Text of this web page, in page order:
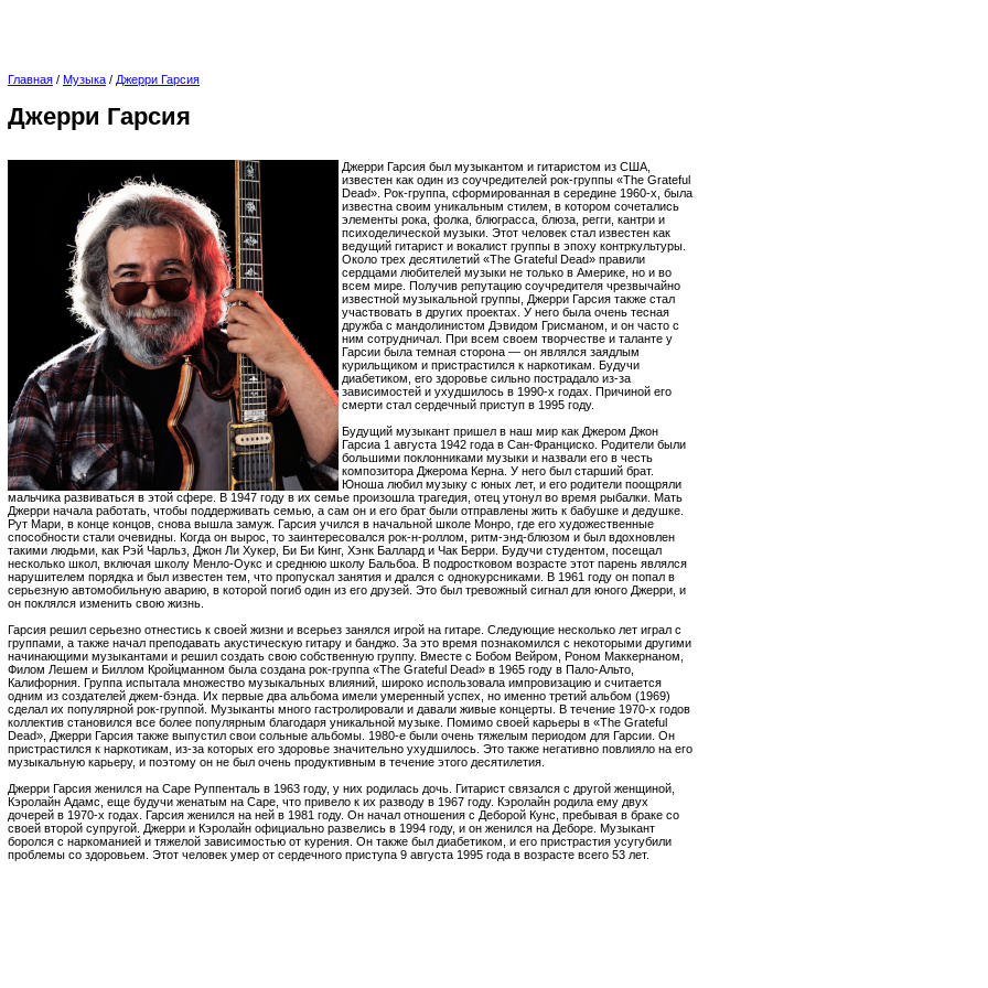
Главная / Музыка / Джерри Гарсия
Джерри Гарсия
Джерри Гарсия был музыкантом и гитаристом из США,
известен как один из соучредителей рок-группы «The Grateful
Dead». Рок-группа, сформированная в середине 1960-х, была
известна своим уникальным стилем, в котором сочетались
элементы рока, фолка, блюграсса, блюза, регги, кантри и
психоделической музыки. Этот человек стал известен как
ведущий гитарист и вокалист группы в эпоху контркультуры.
Около трех десятилетий «The Grateful Dead» правили
сердцами любителей музыки не только в Америке, но и во
всем мире. Получив репутацию соучредителя чрезвычайно
известной музыкальной группы, Джерри Гарсия также стал
участвовать в других проектах. У него была очень тесная
дружба с мандолинистом Дэвидом Грисманом, и он часто с
ним сотрудничал. При всем своем творчестве и таланте у
Гарсии была темная сторона — он являлся заядлым
курильщиком и пристрастился к наркотикам. Будучи
диабетиком, его здоровье сильно пострадало из-за
зависимостей и ухудшилось в 1990-х годах. Причиной его
смерти стал сердечный приступ в 1995 году.
Будущий музыкант пришел в наш мир как Джером Джон
Гарсиа 1 августа 1942 года в Сан-Франциско. Родители были
большими поклонниками музыки и назвали его в честь
композитора Джерома Керна. У него был старший брат.
Юноша любил музыку с юных лет, и его родители поощряли
мальчика развиваться в этой сфере. В 1947 году в их семье произошла трагедия, отец утонул во время рыбалки. Мать
Джерри начала работать, чтобы поддерживать семью, а сам он и его брат были отправлены жить к бабушке и дедушке.
Рут Мари, в конце концов, снова вышла замуж. Гарсия учился в начальной школе Монро, где его художественные
способности стали очевидны. Когда он вырос, то заинтересовался рок-н-роллом, ритм-энд-блюзом и был вдохновлен
такими людьми, как Рэй Чарльз, Джон Ли Хукер, Би Би Кинг, Хэнк Баллард и Чак Берри. Будучи студентом, посещал
несколько школ, включая школу Менло-Оукс и среднюю школу Бальбоа. В подростковом возрасте этот парень являлся
нарушителем порядка и был известен тем, что пропускал занятия и дрался с однокурсниками. В 1961 году он попал в
серьезную автомобильную аварию, в которой погиб один из его друзей. Это был тревожный сигнал для юного Джерри, и
он поклялся изменить свою жизнь.
Гарсия решил серьезно отнестись к своей жизни и всерьез занялся игрой на гитаре. Следующие несколько лет играл с
группами, а также начал преподавать акустическую гитару и банджо. За это время познакомился с некоторыми другими
начинающими музыкантами и решил создать свою собственную группу. Вместе с Бобом Вейром, Роном Маккернаном,
Филом Лешем и Биллом Кройцманном была создана рок-группа «The Grateful Dead» в 1965 году в Пало-Альто,
Калифорния. Группа испытала множество музыкальных влияний, широко использовала импровизацию и считается
одним из создателей джем-бэнда. Их первые два альбома имели умеренный успех, но именно третий альбом (1969)
сделал их популярной рок-группой. Музыканты много гастролировали и давали живые концерты. В течение 1970-х годов
коллектив становился все более популярным благодаря уникальной музыке. Помимо своей карьеры в «The Grateful
Dead», Джерри Гарсия также выпустил свои сольные альбомы. 1980-е были очень тяжелым периодом для Гарсии. Он
пристрастился к наркотикам, из-за которых его здоровье значительно ухудшилось. Это также негативно повлияло на его
музыкальную карьеру, и поэтому он не был очень продуктивным в течение этого десятилетия.
Джерри Гарсия женился на Саре Руппенталь в 1963 году, у них родилась дочь. Гитарист связался с другой женщиной,
Кэролайн Адамс, еще будучи женатым на Саре, что привело к их разводу в 1967 году. Кэролайн родила ему двух
дочерей в 1970-х годах. Гарсия женился на ней в 1981 году. Он начал отношения с Деборой Кунс, пребывая в браке со
своей второй супругой. Джерри и Кэролайн официально развелись в 1994 году, и он женился на Деборе. Музыкант
боролся с наркоманией и тяжелой зависимостью от курения. Он также был диабетиком, и его пристрастия усугубили
проблемы со здоровьем. Этот человек умер от сердечного приступа 9 августа 1995 года в возрасте всего 53 лет.